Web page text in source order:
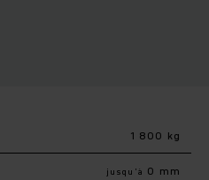
1 800 kg
jusqu’à 0 mm